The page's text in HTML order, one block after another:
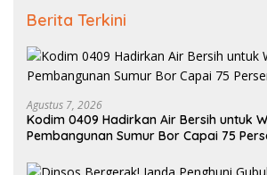
Berita Terkini
Agustus 7, 2026
Kodim 0409 Hadirkan Air Bersih untuk
Pembangunan Sumur Bor Capai 75